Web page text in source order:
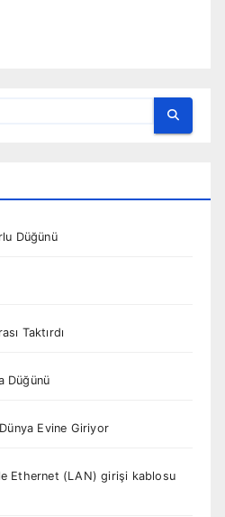
Düğünü
Taktırdı
Düğünü
Evine Giriyor
Ethernet (LAN) girişi kablosu